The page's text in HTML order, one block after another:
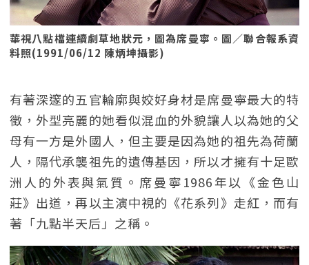
華視八點檔連續劇草地狀元，圖為席曼寧。圖／聯合報系資
料照(1991/06/12 陳炳坤攝影)
有著深邃的五官輪廓與姣好身材是席曼寧最大的特
徵，外型亮麗的她看似混血的外貌讓人以為她的父
母有一方是外國人，但主要是因為她的祖先為荷蘭
人，隔代承襲祖先的遺傳基因，所以才擁有十足歐
洲人的外表與氣質。席曼寧1986年以《金色山
莊》出道，再以主演中視的《花系列》走紅，而有
著「九點半天后」之稱。